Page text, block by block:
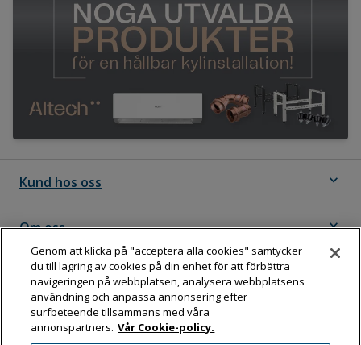
Kund hos oss expand_more
Om oss expand_more
Följ Dahl
Genom att klicka på "acceptera alla cookies" samtycker
du till lagring av cookies på din enhet för att förbättra
navigeringen på webbplatsen, analysera webbplatsens
användning och anpassa annonsering efter
surfbeteende tillsammans med våra
annonspartners. Vår Cookie-policy.